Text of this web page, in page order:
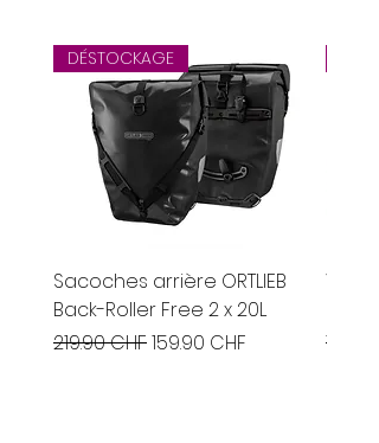
DÉSTOCKAGE
Sacoches arrière ORTLIEB
Back-Roller Free 2 x 20L
Prix original
219.90 CHFPrix promotionnel
159.90 CHF
Vélo
Prix